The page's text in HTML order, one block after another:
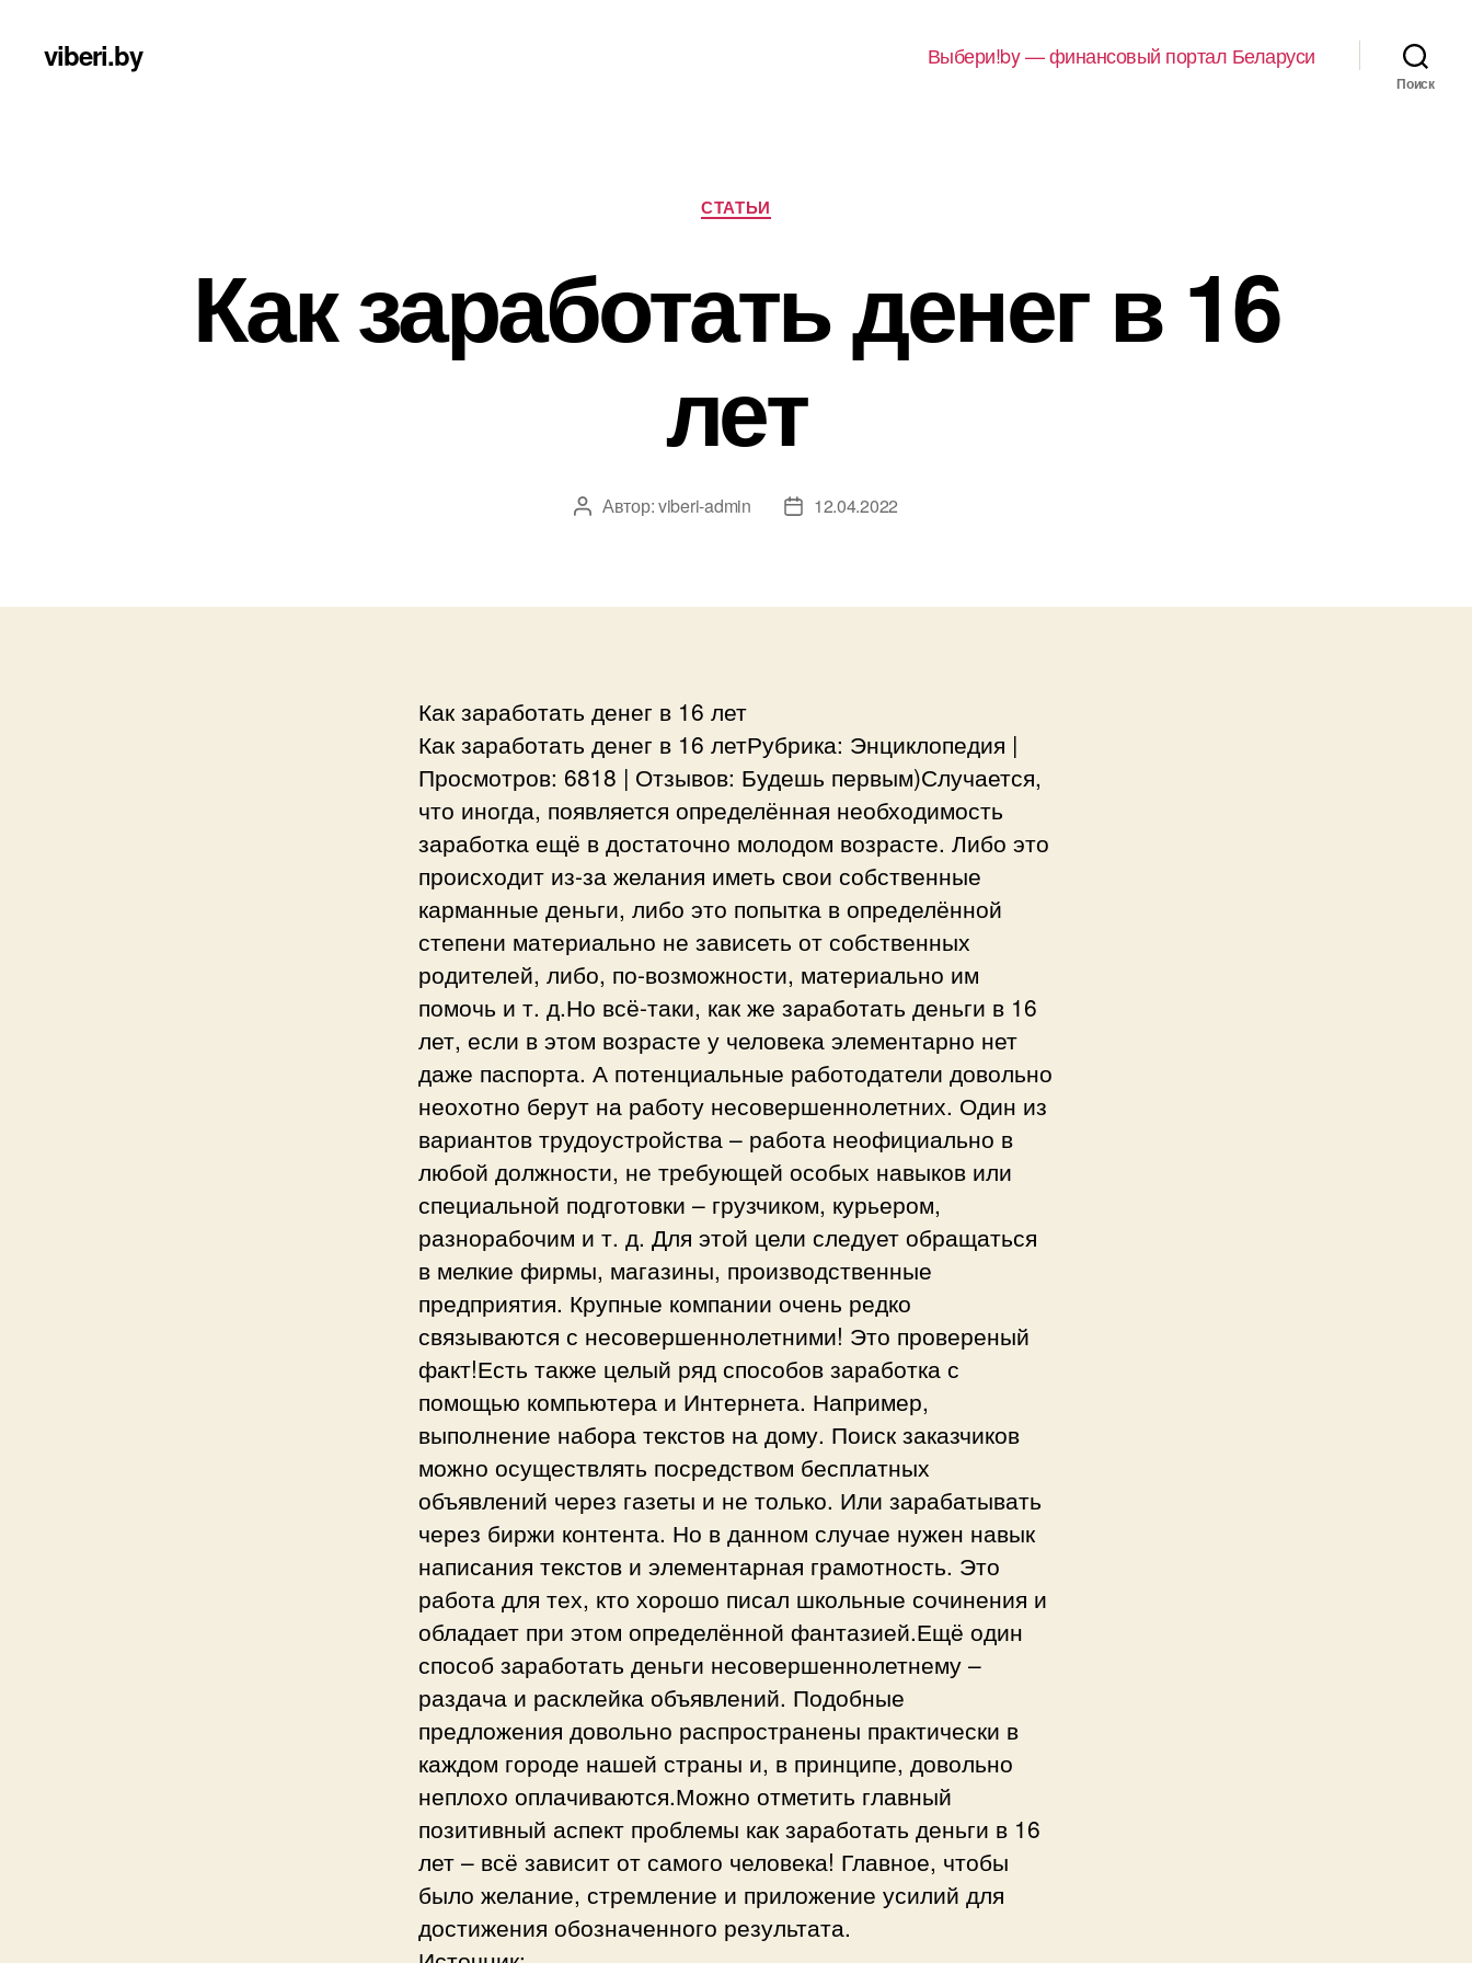
viberi.by Выбери!by — финансовый портал Беларуси
Поиск
Рубрики
СТАТЬИ
Как заработать денег в 16
лет
Автор
Автор:viberi-admin
Дата12.04.2022
Как заработать денег в 16 лет
Как заработать денег в 16 летРубрика: Энциклопедия |
Просмотров: 6818 | Отзывов: Будешь первым)Случается,
что иногда, появляется определённая необходимость
заработка ещё в достаточно молодом возрасте. Либо это
происходит из-за желания иметь свои собственные
карманные деньги, либо это попытка в определённой
степени материально не зависеть от собственных
родителей, либо, по-возможности, материально им
помочь и т. д.Но всё-таки, как же заработать деньги в 16
лет, если в этом возрасте у человека элементарно нет
даже паспорта. А потенциальные работодатели довольно
неохотно берут на работу несовершеннолетних. Один из
вариантов трудоустройства – работа неофициально в
любой должности, не требующей особых навыков или
специальной подготовки – грузчиком, курьером,
разнорабочим и т. д. Для этой цели следует обращаться
в мелкие фирмы, магазины, производственные
предприятия. Крупные компании очень редко
связываются с несовершеннолетними! Это провереный
факт!Есть также целый ряд способов заработка с
помощью компьютера и Интернета. Например,
выполнение набора текстов на дому. Поиск заказчиков
можно осуществлять посредством бесплатных
объявлений через газеты и не только. Или зарабатывать
через биржи контента. Но в данном случае нужен навык
написания текстов и элементарная грамотность. Это
работа для тех, кто хорошо писал школьные сочинения и
обладает при этом определённой фантазией.Ещё один
способ заработать деньги несовершеннолетнему –
раздача и расклейка объявлений. Подобные
предложения довольно распространены практически в
каждом городе нашей страны и, в принципе, довольно
неплохо оплачиваются.Можно отметить главный
позитивный аспект проблемы как заработать деньги в 16
лет – всё зависит от самого человека! Главное, чтобы
было желание, стремление и приложение усилий для
достижения обозначенного результата.